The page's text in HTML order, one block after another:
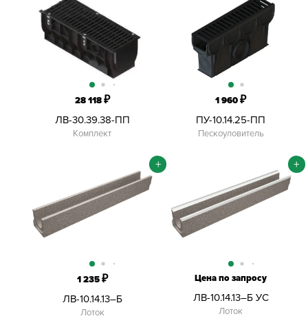
28 118₽
ЛВ-30.39.38-ПП
Комплект
1 960₽
ПУ-10.14.25-ПП
Пескоуловитель
1 235₽
ЛВ-10.14.13–Б
Лоток
+
Цена по запросу
ЛВ-10.14.13–Б УС
Лоток
+